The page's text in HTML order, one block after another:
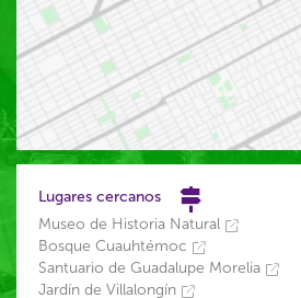
Lugares cercanos
Museo de Historia Natural
Bosque Cuauhtémoc
Santuario de Guadalupe Morelia
Jardín de Villalongín